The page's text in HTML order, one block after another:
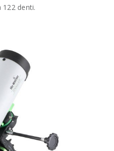
denti.